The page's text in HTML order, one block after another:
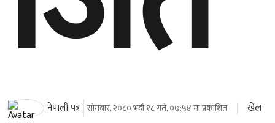
नेपाली पत्र सोमबार, २०८० भदौ १८ गते, ०७:५४ मा प्रकाशित खेल